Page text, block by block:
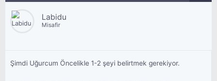
Labidu
Misafir
Şimdi Uğurcum Öncelikle 1-2 şeyi belirtmek gerekiyor.